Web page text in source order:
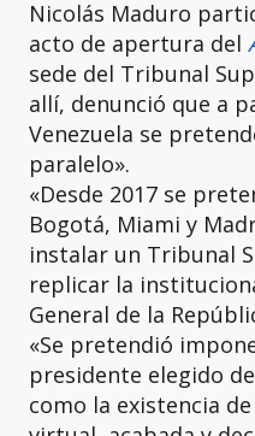
Nicolás Maduro
acto de apertura del
sede del Tribunal
allí, denunció que a
Venezuela se
paralelo».
«Desde 2017 se
Bogotá, Miami y
instalar un Tribunal
replicar la
General de la
«Se pretendió
presidente elegido
como la existencia